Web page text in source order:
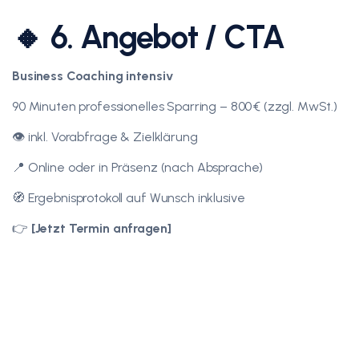
🔸 6. Angebot / CTA
Business Coaching intensiv
90 Minuten professionelles Sparring – 800 € (zzgl. MwSt.)
👁️ inkl. Vorabfrage & Zielklärung
📍 Online oder in Präsenz (nach Absprache)
🧭 Ergebnisprotokoll auf Wunsch inklusive
👉 [Jetzt Termin anfragen]